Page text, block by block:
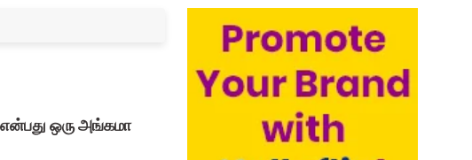
ஒரு அங்கமா